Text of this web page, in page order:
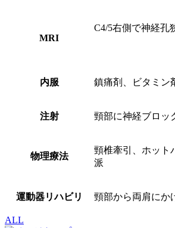
MRI
C4/5右側で神経孔
内服 鎮痛剤、ビタミン
注射 頸部に神経ブロッ
物理療法
頸椎牽引、ホット
派
運動器リハビリ 頸部から両肩にか
ALL